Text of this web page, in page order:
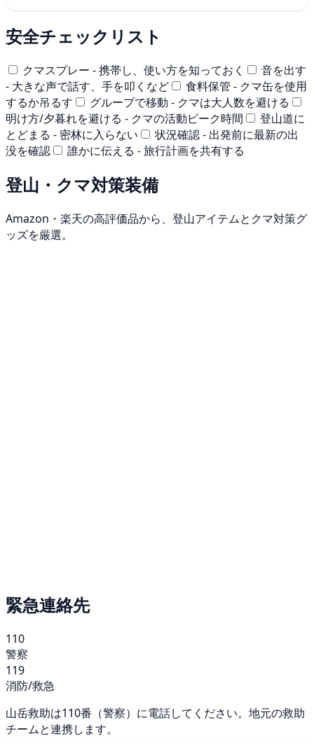
安全チェックリスト
クマスプレー - 携帯し、使い方を知っておく
音を出す
- 大きな声で話す、手を叩くなど
食料保管 - クマ缶を使用
するか吊るす
グループで移動 - クマは大人数を避ける
明け方/夕暮れを避ける - クマの活動ピーク時間
登山道に
とどまる - 密林に入らない
状況確認 - 出発前に最新の出
没を確認
誰かに伝える - 旅行計画を共有する
登山・クマ対策装備
Amazon・楽天の高評価品から、登山アイテムとクマ対策グ
ッズを厳選。
緊急連絡先
110
警察
119
消防/救急
山岳救助は110番（警察）に電話してください。地元の救助
チームと連携します。